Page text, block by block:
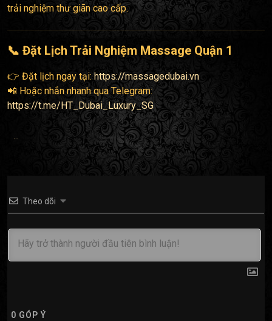
trải nghiệm thư giãn cao cấp.
📞 Đặt Lịch Trải Nghiệm Massage Quận 1
👉 Đặt lịch ngay tại:https://massagedubai.vn
📲 Hoặc nhắn nhanh qua Telegram:
https://t.me/HT_Dubai_Luxury_SG
...
Theo dõi
0 GÓP Ý